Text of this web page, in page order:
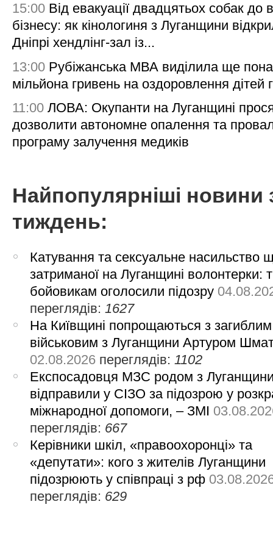
15:00 Від евакуації двадцятьох собак до
бізнесу: як кінологиня з Луганщини
Дніпрі хендлінг-зал із...
13:00 Рубіжанська МВА виділила ще
мільйона гривень на оздоровлення дітей
11:00 ЛОВА: Окупанти на Луганщині
дозволити автономне опалення та
програму залучення медиків
Найпопулярніші новини
тиждень:
Катування та сексуальне насильство
затриманої на Луганщині волонтерки:
бойовикам оголосили підозру
переглядів: 1627
На Київщині попрощаються з загиблим
військовим з Луганщини Артуром
02.08.2026 переглядів: 1102
Експосадовця МЗС родом з
відправили у СІЗО за підозрою у
міжнародної допомоги, – ЗМІ
переглядів: 667
Керівники шкіл, «правоохоронці» та
«депутати»: кого з жителів Луганщини
підозрюють у співпраці з рф
переглядів: 629